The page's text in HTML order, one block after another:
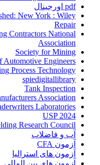
pdf اورجینال
New York : Wiley
Repair
Contractors National
Association
Society for Mining
Automotive Engineers
Process Technology
spiedigitallibrary
Tank Inspection
Association
Laboratories
USP 2024
Research Council
آب و فاضلاب
آزمون CFA
آزمون های استرالیا
آزمون های بین المللی